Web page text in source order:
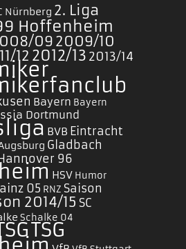
Nürnberg 2. Liga
Hoffenheim
092009/10
12 2012/13 2013/14
Bayern Bayern
Dortmund
BVB Eintracht
Gladbach
96
HSV Humor
05 RNZ Saison
2014/15 SC
Schalke 04
TSG